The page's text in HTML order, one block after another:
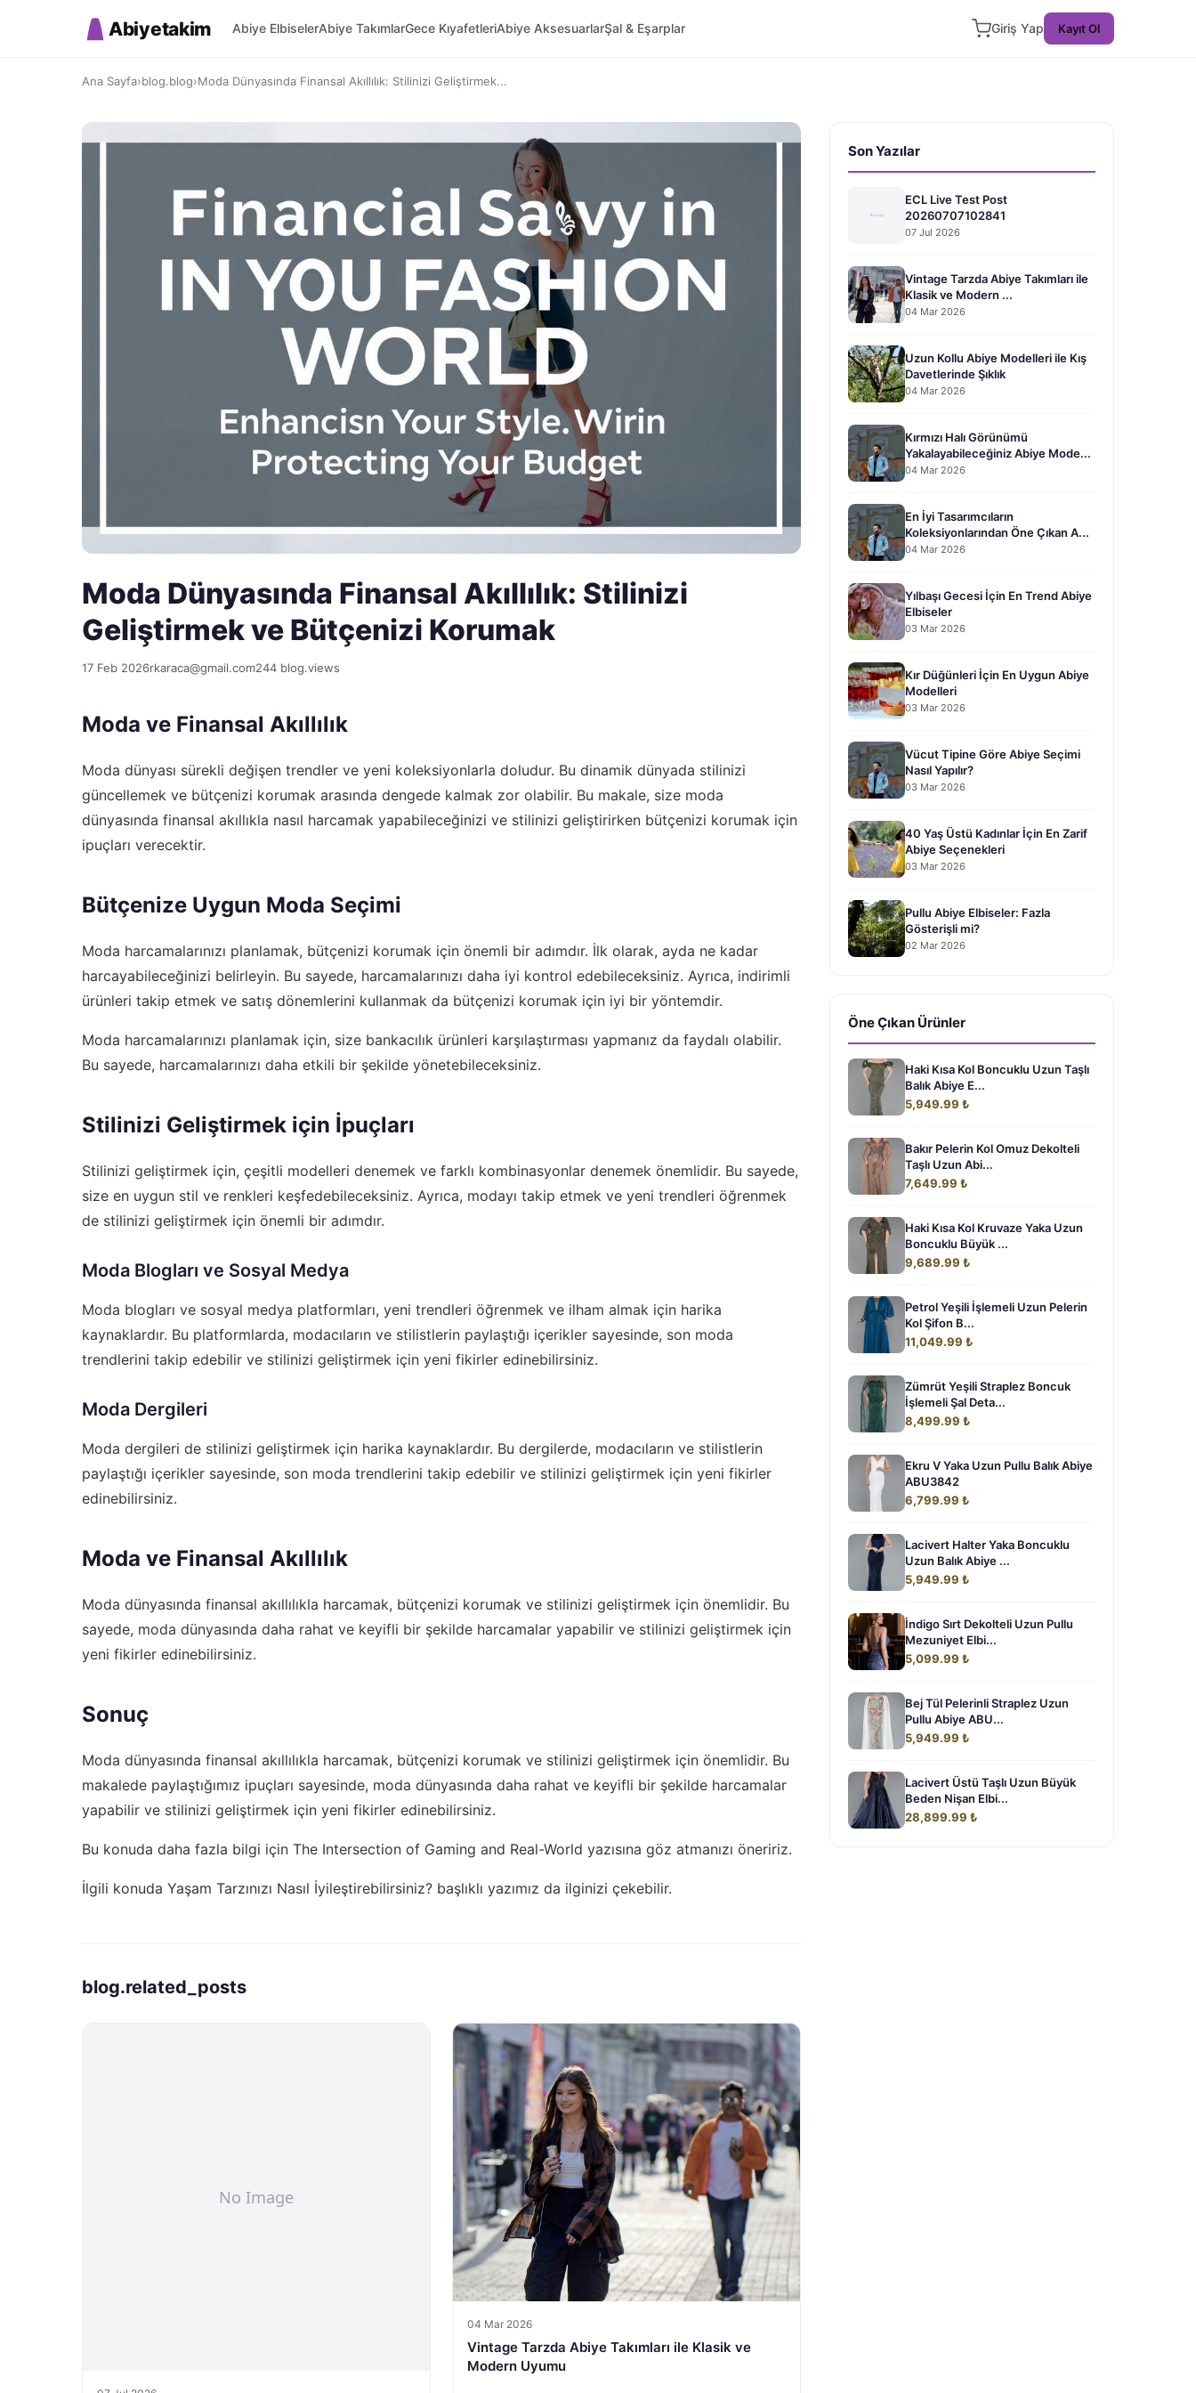
Abiyetakim Abiye ElbiselerAbiye TakımlarGece KıyafetleriAbiye AksesuarlarŞal & Eşarplar Giriş Yap Kayıt Ol
Ana Sayfa›blog.blog›Moda Dünyasında Finansal Akıllılık: Stilinizi Geliştirmek...
Moda Dünyasında Finansal Akıllılık: Stilinizi
Geliştirmek ve Bütçenizi Korumak
17 Feb 2026rkaraca@gmail.com244 blog.views
Moda ve Finansal Akıllılık
Moda dünyası sürekli değişen trendler ve yeni koleksiyonlarla doludur. Bu dinamik dünyada stilinizi
güncellemek ve bütçenizi korumak arasında dengede kalmak zor olabilir. Bu makale, size moda
dünyasında finansal akıllıkla nasıl harcamak yapabileceğinizi ve stilinizi geliştirirken bütçenizi korumak için
ipuçları verecektir.
Bütçenize Uygun Moda Seçimi
Moda harcamalarınızı planlamak, bütçenizi korumak için önemli bir adımdır. İlk olarak, ayda ne kadar
harcayabileceğinizi belirleyin. Bu sayede, harcamalarınızı daha iyi kontrol edebileceksiniz. Ayrıca, indirimli
ürünleri takip etmek ve satış dönemlerini kullanmak da bütçenizi korumak için iyi bir yöntemdir.
Moda harcamalarınızı planlamak için, size bankacılık ürünleri karşılaştırması yapmanız da faydalı olabilir.
Bu sayede, harcamalarınızı daha etkili bir şekilde yönetebileceksiniz.
Stilinizi Geliştirmek için İpuçları
Stilinizi geliştirmek için, çeşitli modelleri denemek ve farklı kombinasyonlar denemek önemlidir. Bu sayede,
size en uygun stil ve renkleri keşfedebileceksiniz. Ayrıca, modayı takip etmek ve yeni trendleri öğrenmek
de stilinizi geliştirmek için önemli bir adımdır.
Moda Blogları ve Sosyal Medya
Moda blogları ve sosyal medya platformları, yeni trendleri öğrenmek ve ilham almak için harika
kaynaklardır. Bu platformlarda, modacıların ve stilistlerin paylaştığı içerikler sayesinde, son moda
trendlerini takip edebilir ve stilinizi geliştirmek için yeni fikirler edinebilirsiniz.
Moda Dergileri
Moda dergileri de stilinizi geliştirmek için harika kaynaklardır. Bu dergilerde, modacıların ve stilistlerin
paylaştığı içerikler sayesinde, son moda trendlerini takip edebilir ve stilinizi geliştirmek için yeni fikirler
edinebilirsiniz.
Moda ve Finansal Akıllılık
Moda dünyasında finansal akıllılıkla harcamak, bütçenizi korumak ve stilinizi geliştirmek için önemlidir. Bu
sayede, moda dünyasında daha rahat ve keyifli bir şekilde harcamalar yapabilir ve stilinizi geliştirmek için
yeni fikirler edinebilirsiniz.
Sonuç
Moda dünyasında finansal akıllılıkla harcamak, bütçenizi korumak ve stilinizi geliştirmek için önemlidir. Bu
makalede paylaştığımız ipuçları sayesinde, moda dünyasında daha rahat ve keyifli bir şekilde harcamalar
yapabilir ve stilinizi geliştirmek için yeni fikirler edinebilirsiniz.
Bu konuda daha fazla bilgi için The Intersection of Gaming and Real-World yazısına göz atmanızı öneririz.
İlgili konuda Yaşam Tarzınızı Nasıl İyileştirebilirsiniz? başlıklı yazımız da ilginizi çekebilir.
blog.related_posts
04 Mar 2026
Vintage Tarzda Abiye Takımları ile Klasik ve
Modern Uyumu
Son Yazılar
ECL Live Test Post
20260707102841
07 Jul 2026
Vintage Tarzda Abiye Takımları ile
Klasik ve Modern ...
04 Mar 2026
Uzun Kollu Abiye Modelleri ile Kış
Davetlerinde Şıklık
04 Mar 2026
Kırmızı Halı Görünümü
Yakalayabileceğiniz Abiye Mode...
04 Mar 2026
En İyi Tasarımcıların
Koleksiyonlarından Öne Çıkan A...
04 Mar 2026
Yılbaşı Gecesi İçin En Trend Abiye
Elbiseler
03 Mar 2026
Kır Düğünleri İçin En Uygun Abiye
Modelleri
03 Mar 2026
Vücut Tipine Göre Abiye Seçimi
Nasıl Yapılır?
03 Mar 2026
40 Yaş Üstü Kadınlar İçin En Zarif
Abiye Seçenekleri
03 Mar 2026
Pullu Abiye Elbiseler: Fazla
Gösterişli mi?
02 Mar 2026
Öne Çıkan Ürünler
Haki Kısa Kol Boncuklu Uzun Taşlı
Balık Abiye E...
5,949.99 ₺
Bakır Pelerin Kol Omuz Dekolteli
Taşlı Uzun Abi...
7,649.99 ₺
Haki Kısa Kol Kruvaze Yaka Uzun
Boncuklu Büyük ...
9,689.99 ₺
Petrol Yeşili İşlemeli Uzun Pelerin
Kol Şifon B...
11,049.99 ₺
Zümrüt Yeşili Straplez Boncuk
İşlemeli Şal Deta...
8,499.99 ₺
Ekru V Yaka Uzun Pullu Balık Abiye
ABU3842
6,799.99 ₺
Lacivert Halter Yaka Boncuklu
Uzun Balık Abiye ...
5,949.99 ₺
İndigo Sırt Dekolteli Uzun Pullu
Mezuniyet Elbi...
5,099.99 ₺
Bej Tül Pelerinli Straplez Uzun
Pullu Abiye ABU...
5,949.99 ₺
Lacivert Üstü Taşlı Uzun Büyük
Beden Nişan Elbi...
28,899.99 ₺